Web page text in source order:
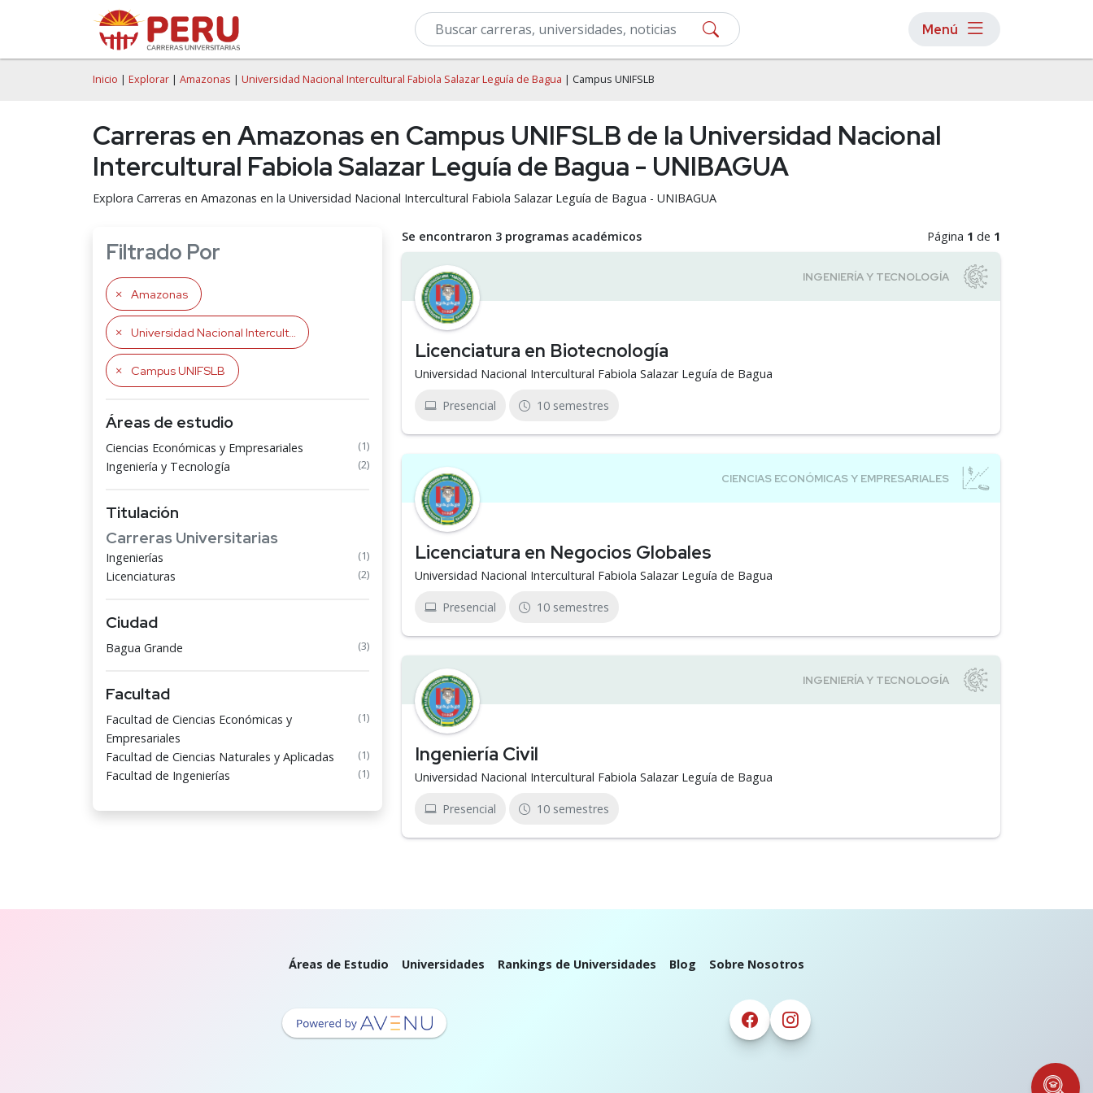
Menú
Inicio | Explorar | Amazonas | Universidad Nacional Intercultural Fabiola Salazar Leguía de Bagua | Campus UNIFSLB
Carreras en Amazonas en Campus UNIFSLB de la Universidad Nacional
Intercultural Fabiola Salazar Leguía de Bagua - UNIBAGUA
Explora Carreras en Amazonas en la Universidad Nacional Intercultural Fabiola Salazar Leguía de Bagua - UNIBAGUA
Filtrado Por
Amazonas
Universidad Nacional Intercultural Fabiola Salazar Leguía de Bagua
Campus UNIFSLB
Áreas de estudio
Ciencias Económicas y Empresariales (1)
Ingeniería y Tecnología (2)
Titulación
Carreras Universitarias
Ingenierías (1)
Licenciaturas (2)
Ciudad
Bagua Grande (3)
Facultad
Facultad de Ciencias Económicas y
Empresariales
(1)
Facultad de Ciencias Naturales y Aplicadas (1)
Facultad de Ingenierías (1)
Se encontraron 3 programas académicos Página 1 de 1
Licenciatura en Biotecnología
Universidad Nacional Intercultural Fabiola Salazar Leguía de Bagua
Presencial 10 semestres
Licenciatura en Negocios Globales
Universidad Nacional Intercultural Fabiola Salazar Leguía de Bagua
Presencial 10 semestres
Ingeniería Civil
Universidad Nacional Intercultural Fabiola Salazar Leguía de Bagua
Presencial 10 semestres
Áreas de Estudio Universidades Rankings de Universidades Blog Sobre Nosotros